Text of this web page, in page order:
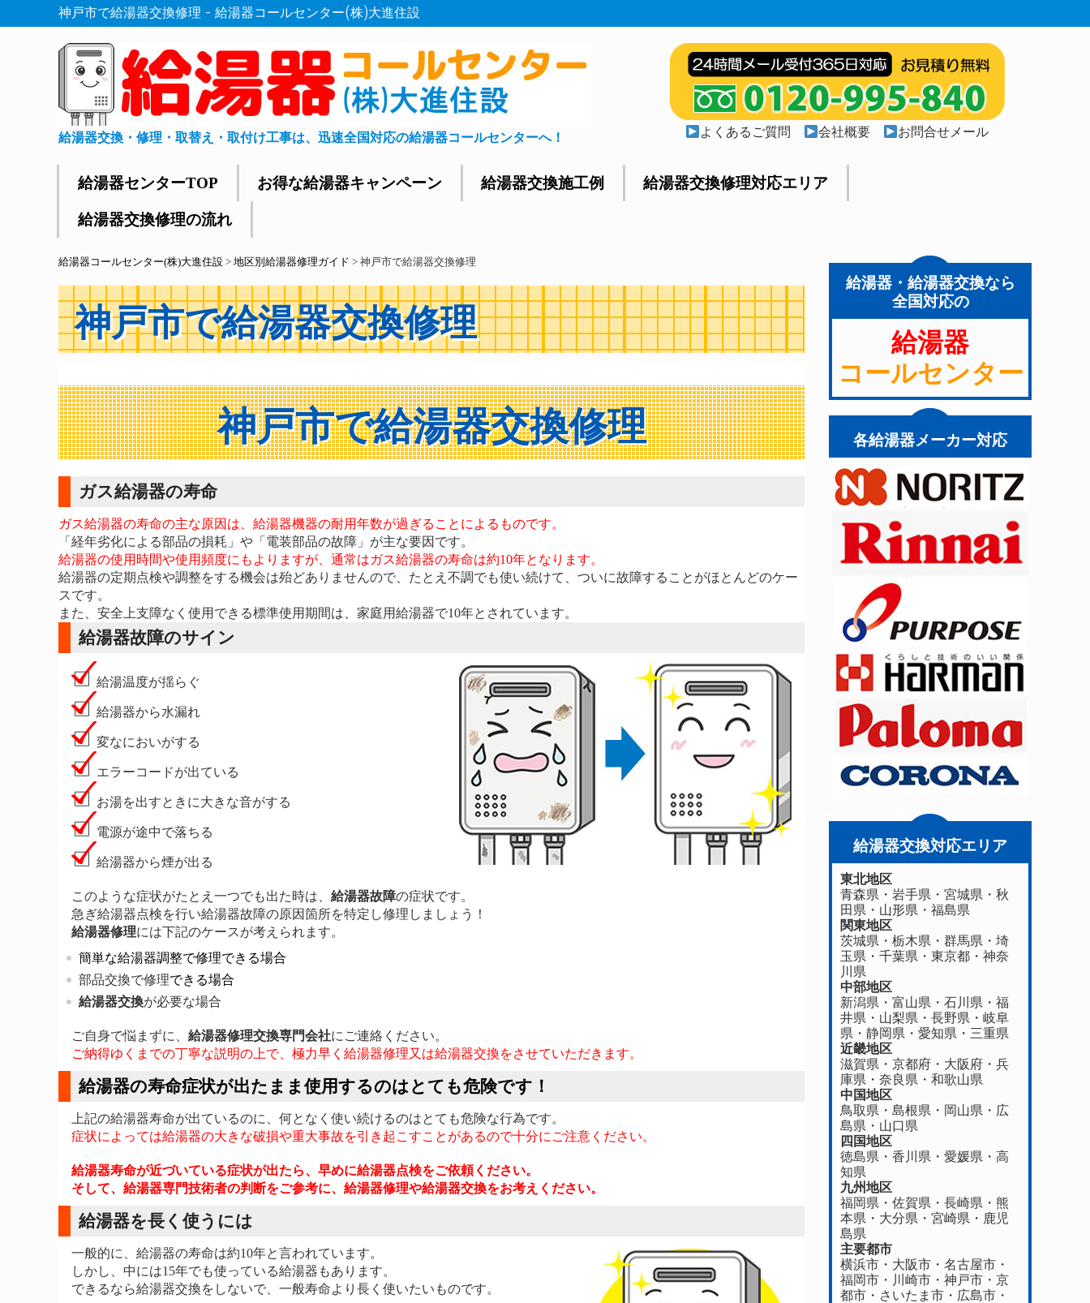
神戸市で給湯器交換修理 - 給湯器コールセンター(株)大進住設
給湯器交換・修理・取替え・取付け工事は、迅速全国対応の給湯器コールセンターへ！ よくあるご質問 会社概要 お問合せメール
給湯器センターTOP お得な給湯器キャンペーン 給湯器交換施工例 給湯器交換修理対応エリア
給湯器交換修理の流れ
給湯器コールセンター(株)大進住設 > 地区別給湯器修理ガイド > 神戸市で給湯器交換修理
神戸市で給湯器交換修理
神戸市で給湯器交換修理
ガス給湯器の寿命
ガス給湯器の寿命の主な原因は、給湯器機器の耐用年数が過ぎることによるものです。
「経年劣化による部品の損耗」や「電装部品の故障」が主な要因です。
給湯器の使用時間や使用頻度にもよりますが、通常はガス給湯器の寿命は約10年となります。
給湯器の定期点検や調整をする機会は殆どありませんので、たとえ不調でも使い続けて、ついに故障することがほとんどのケー
スです。
また、安全上支障なく使用できる標準使用期間は、家庭用給湯器で10年とされています。
給湯器故障のサイン
給湯温度が揺らぐ
給湯器から水漏れ
変なにおいがする
エラーコードが出ている
お湯を出すときに大きな音がする
電源が途中で落ちる
給湯器から煙が出る
このような症状がたとえ一つでも出た時は、 給湯器故障の症状です。
急ぎ給湯器点検を行い給湯器故障の原因箇所を特定し修理しましょう！
給湯器修理には下記のケースが考えられます。
簡単な給湯器調整で修理できる場合
部品交換で修理できる場合
給湯器交換が必要な場合
ご自身で悩まずに、 給湯器修理交換専門会社にご連絡ください。
ご納得ゆくまでの丁寧な説明の上で、極力早く給湯器修理又は給湯器交換をさせていただきます。
給湯器の寿命症状が出たまま使用するのはとても危険です！
上記の給湯器寿命が出ているのに、何となく使い続けるのはとても危険な行為です。
症状によっては給湯器の大きな破損や重大事故を引き起こすことがあるので十分にご注意ください。
給湯器寿命が近づいている症状が出たら、早めに給湯器点検をご依頼ください。
そして、給湯器専門技術者の判断をご参考に、給湯器修理や給湯器交換をお考えください。
給湯器を長く使うには
一般的に、給湯器の寿命は約10年と言われています。
しかし、中には15年でも使っている給湯器もあります。
できるなら給湯器交換をしないで、一般寿命より長く使いたいものです。
給湯器・給湯器交換なら
全国対応の
給湯器
コールセンター
各給湯器メーカー対応
給湯器交換対応エリア
東北地区
青森県 ・ 岩手県 ・ 宮城県 ・ 秋
田県 ・ 山形県 ・ 福島県
関東地区
茨城県 ・ 栃木県 ・ 群馬県 ・ 埼
玉県 ・ 千葉県 ・ 東京都 ・ 神奈
川県
中部地区
新潟県 ・ 富山県 ・ 石川県 ・ 福
井県 ・ 山梨県 ・ 長野県 ・ 岐阜
県 ・ 静岡県 ・ 愛知県 ・ 三重県
近畿地区
滋賀県 ・ 京都府 ・ 大阪府 ・ 兵
庫県 ・ 奈良県 ・ 和歌山県
中国地区
鳥取県 ・ 島根県 ・ 岡山県 ・ 広
島県 ・ 山口県
四国地区
徳島県 ・香川県・ 愛媛県 ・ 高
知県
九州地区
福岡県 ・ 佐賀県 ・長崎県・ 熊
本県 ・ 大分県 ・ 宮崎県 ・ 鹿児
島県
主要都市
横浜市・大阪市・名古屋市・
福岡市・川崎市・神戸市・京
都市・さいたま市・広島市・